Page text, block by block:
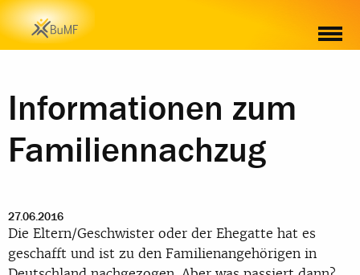
Informationen zum
Familiennachzug
27.06.2016
Die Eltern/Geschwister oder der Ehegatte hat es
geschafft und ist zu den Familienangehörigen in